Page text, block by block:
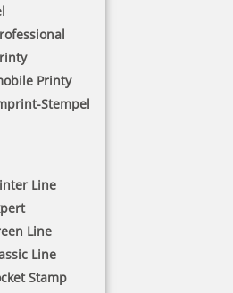
Printy
Stempel
Line
Line
Line
Stamp
ideal, wirken aber
und ermöglichen